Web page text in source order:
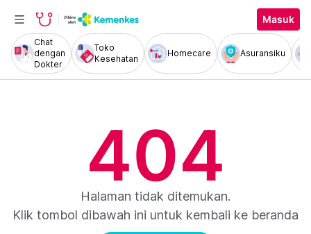
Masuk
Chat
dengan
Dokter
Toko
Kesehatan
Homecare Asuransiku
404
Halaman tidak ditemukan.
Klik tombol dibawah ini untuk kembali ke beranda